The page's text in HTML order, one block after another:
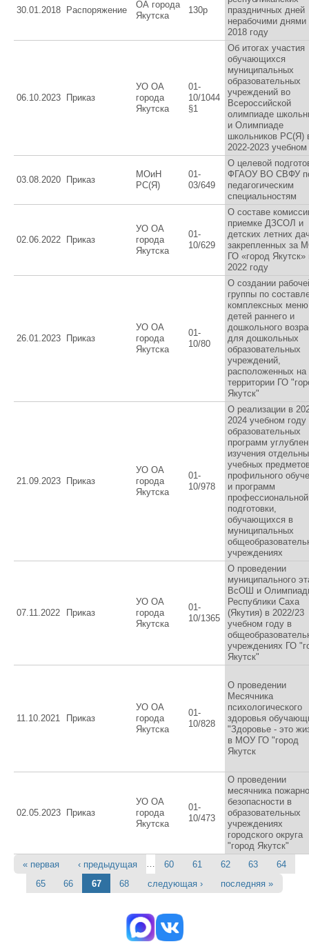
30.01.2018 Распоряжение
ОА города
Якутска
130р
праздничных дней
нерабочими днями
2018 году
06.10.2023 Приказ
УО ОА
города
Якутска
01-
10/1044
§1
Об итогах участия
обучающихся
муниципальных
образовательных
учреждений во
Всероссийской
олимпиаде
и Олимпиаде
школьников РС(Я)
2022-2023 учебном
03.08.2020 Приказ
МОиН
РС(Я)
01-
03/649
О целевой
ФГАОУ ВО СВФУ
педагогическим
специальностям
02.06.2022 Приказ
УО ОА
города
Якутска
01-
10/629
О составе
приемке ДЗСОЛ и
детских летних
закрепленных за
ГО «город Якутск»
2022 году
26.01.2023 Приказ
УО ОА
города
Якутска
01-
10/80
О создании
группы по
комплексных
детей раннего и
дошкольного
для дошкольных
образовательных
учреждений,
расположенных на
территории ГО
Якутск"
21.09.2023 Приказ
УО ОА
города
Якутска
01-
10/978
О реализации в
2024 учебном году
образовательных
программ
изучения
учебных
профильного
и программ
профессиональной
подготовки,
обучающихся в
муниципальных
учреждениях
07.11.2022 Приказ
УО ОА
города
Якутска
01-
10/1365
О проведении
муниципального
ВсОШ и
Республики Саха
(Якутия) в 2022/23
учебном году в
учреждениях ГО
Якутск"
11.10.2021 Приказ
УО ОА
города
Якутска
01-
10/828
О проведении
Месячника
психологического
здоровья
"Здоровье - это
в МОУ ГО "город
Якутск
02.05.2023 Приказ
УО ОА
города
Якутска
01-
10/473
О проведении
месячника
безопасности в
образовательных
учреждениях
городского округа
"город Якутск"
Страницы
« первая ‹ предыдущая 60 61 62 63
64
65
66 67 68 следующая › последняя »